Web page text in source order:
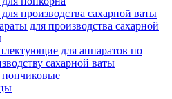
производства сахарной ваты
для производства сахарной
для аппаратов по
сахарной ваты